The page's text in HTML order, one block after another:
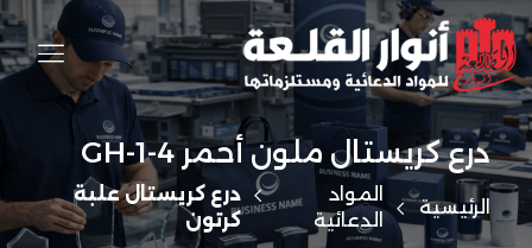
درع كريستال ملون أحمر GH-1-4
الرئيسية
المواد
الدعائية
درع كريستال علبة
كرتون